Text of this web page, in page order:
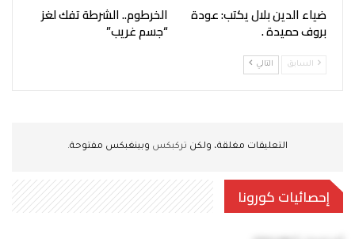
ضياء الدين بلال يكتب: عودة
بروف حميدة .
الخرطوم.. الشرطة تفك لغز
“جسم غريب”
السابق التالي
التعليقات مغلقة، ولكن تركبكس وبينغبكس مفتوحة.
إحصائيات كورونا